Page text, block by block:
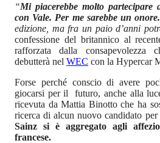
“Mi piacerebbe molto
con Vale. Per me sarebbe un onore.
edizione, ma fra un paio d’anni
confessione del britannico al
rafforzata dalla consapevolezza
debutterà nel WEC con la Hypercar
Forse perché conscio di avere
giocarsi per il futuro, anche alla
ricevuta da Mattia Binotto che ha
ricerca di alcun nuovo candidato
Sainz si è aggregato agli
francese.